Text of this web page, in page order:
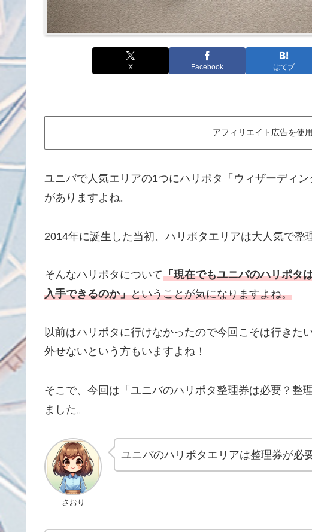
X Facebook はてブ
アフィリエイト広告を使
ユニバで人気エリアの1つにハリポタ「ウィザーディ
がありますよね。
2014年に誕生した当初、ハリポタエリアは大人気で整
そんなハリポタについて「現在でもユニバのハリポタ
入手できるのか」ということが気になりますよね。
以前はハリポタに行けなかったので今回こそは行きた
外せないという方もいますよね！
そこで、今回は「ユニバのハリポタ整理券は必要？整
ました。
さおり
ユニバのハリポタエリアは整理券が必